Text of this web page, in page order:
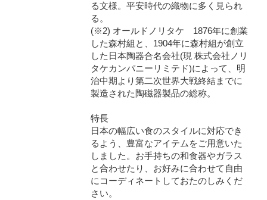
る文様。平安時代の織物に多く見られ
る。
(※2) オールドノリタケ 1876年に創業
した森村組と、1904年に森村組が創立
した日本陶器合名会社(現 株式会社ノリ
タケカンパニーリミテド)によって、明
治中期より第二次世界大戦終結までに
製造された陶磁器製品の総称。
特長
日本の幅広い食のスタイルに対応でき
るよう、豊富なアイテムをご用意いた
しました。お手持ちの和食器やガラス
と合わせたり、お好みに合わせて自由
にコーディネートしておたのしみくだ
さい。